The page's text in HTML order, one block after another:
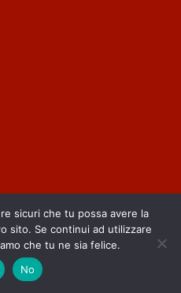
sicuri che tu possa avere la
sito. Se continui ad utilizzare
che tu ne sia felice.
No